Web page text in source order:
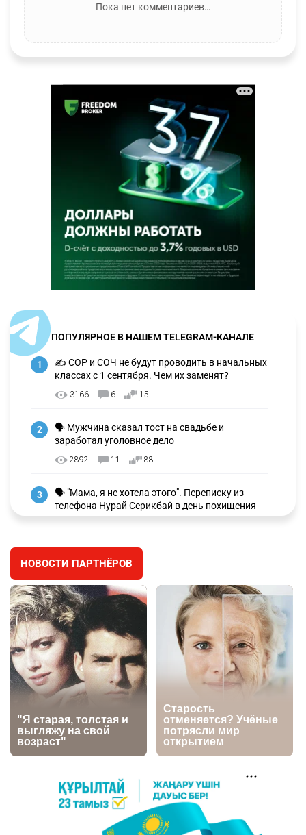
Пока нет комментариев…
ПОПУЛЯРНОЕ В НАШЕМ TELEGRAM-КАНАЛЕ
1
✍️ СОР и СОЧ не будут проводить в начальных
классах с 1 сентября. Чем их заменят?
3166 6 15
2
🗣 Мужчина сказал тост на свадьбе и
заработал уголовное дело
2892 11 88
3
🗣 "Мама, я не хотела этого". Переписку из
телефона Нурай Серикбай в день похищения
зачитали в суде
⚠️ Доброе утро, друзья! Предлагаем обзор
главных новостей за 4 августа
2709 0 1
5
🗣Глава государства направил телеграмму
соболезнования родным и близким Халық
қаһарманы Ивана Гапича
2712 2 42
6
🇫🇷 Клуб ПСЖ объявил об открытии своей
футбольной академии в Астане
🚗 Казахстанцев убедили оформить
автокредиты за вознаграждение
2699 0 11
НОВОСТИ ПАРТНЁРОВ